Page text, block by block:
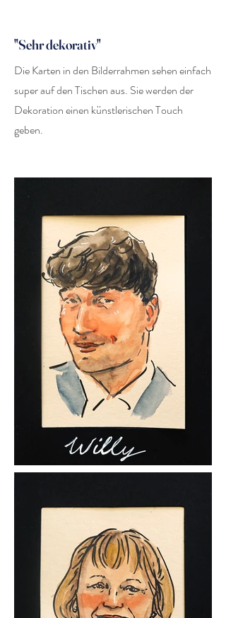
"Sehr dekorativ"
Die Karten in den Bilderrahmen sehen einfach
super auf den Tischen aus. Sie werden der
Dekoration einen künstlerischen Touch
geben.